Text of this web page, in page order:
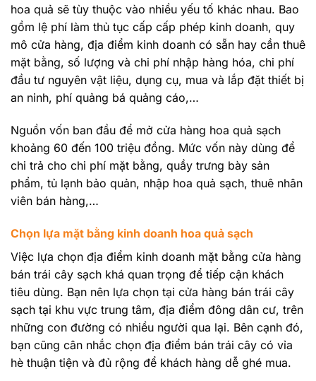
hoa quả sẽ tùy thuộc vào nhiều yếu tố khác nhau. Bao
gồm lệ phí làm thủ tục cấp cấp phép kinh doanh, quy
mô cửa hàng, địa điểm kinh doanh có sẵn hay cần thuê
mặt bằng, số lượng và chi phí nhập hàng hóa, chi phí
đầu tư nguyên vật liệu, dụng cụ, mua và lắp đặt thiết bị
an ninh, phí quảng bá quảng cáo,…
Nguồn vốn ban đầu để mở cửa hàng hoa quả sạch
khoảng 60 đến 100 triệu đồng. Mức vốn này dùng để
chi trả cho chi phí mặt bằng, quầy trưng bày sản
phẩm, tủ lạnh bảo quản, nhập hoa quả sạch, thuê nhân
viên bán hàng,…
Chọn lựa mặt bằng kinh doanh hoa quả sạch
Việc lựa chọn địa điểm kinh doanh mặt bằng cửa hàng
bán trái cây sạch khá quan trọng để tiếp cận khách
tiêu dùng. Bạn nên lựa chọn tại cửa hàng bán trái cây
sạch tại khu vực trung tâm, địa điểm đông dân cư, trên
những con đường có nhiều người qua lại. Bên cạnh đó,
bạn cũng cân nhắc chọn địa điểm bán trái cây có vỉa
hè thuận tiện và đủ rộng để khách hàng dễ ghé mua.